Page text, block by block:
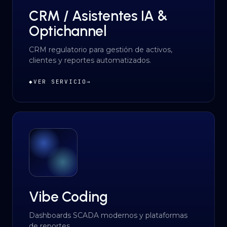
CRM / Asistentes IA &
Optichannel
CRM regulatorio para gestión de activos,
clientes y reportes automatizados.
◆VER SERVICIO →
Vibe Coding
Dashboards SCADA modernos y plataformas